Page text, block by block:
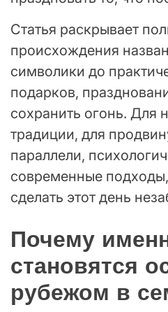
Статья раскрывает
происхождения
символики до
подарков,
сохранить огонь. Для
традиции, для
параллели,
современные
сделать этот день
Почему
становятся
рубежом в